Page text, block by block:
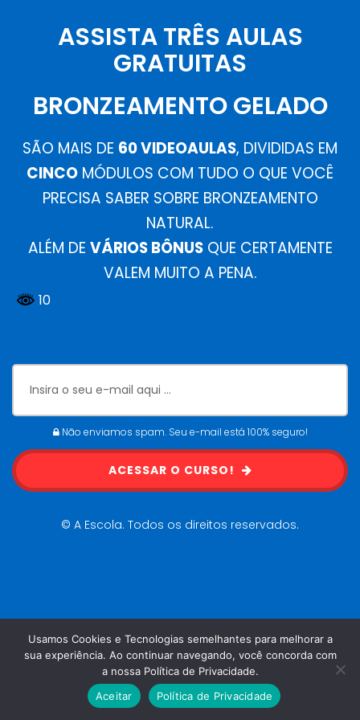
ASSISTA TRÊS AULAS
GRATUITAS
BRONZEAMENTO GELADO
SÃO MAIS DE 60 VIDEOAULAS, DIVIDIDAS EM
CINCO MÓDULOS COM TUDO O QUE VOCÊ
PRECISA SABER SOBRE BRONZEAMENTO
NATURAL.
ALÉM DE VÁRIOS BÔNUSQUE CERTAMENTE
VALEM MUITO A PENA.
10
Não enviamos spam. Seu e-mail está 100% seguro!
ACESSAR O CURSO!
© A Escola. Todos os direitos reservados.
Usamos Cookies e Tecnologias semelhantes para melhorar a
sua experiência. Ao continuar navegando, você concorda com
a nossa Política de Privacidade.
Aceitar
Política de Privacidade